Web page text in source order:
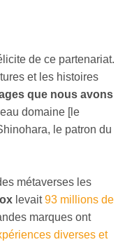
de ce partenariat.
et les histoires
que nous avons
domaine [le
le patron du
métaverses les
levait93 millions de
marques ont
diverses et